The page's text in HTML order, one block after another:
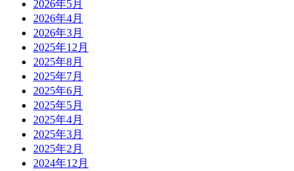
2026年5月
2026年4月
2026年3月
2025年12月
2025年8月
2025年7月
2025年6月
2025年5月
2025年4月
2025年3月
2025年2月
2024年12月